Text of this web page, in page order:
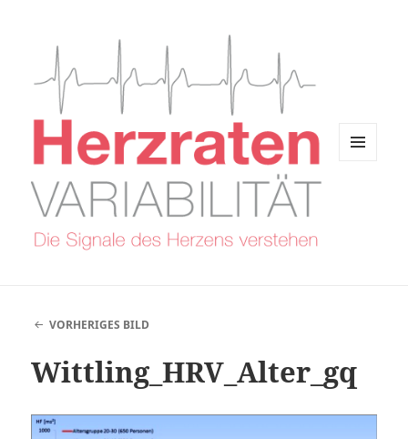
VORHERIGES BILD
Wittling_HRV_Alter_gq